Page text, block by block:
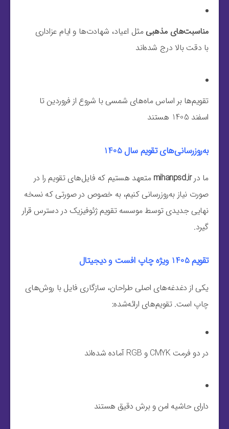
مناسبت‌های مذهبی مثل اعیاد، شهادت‌ها و ایام عزاداری
با دقت بالا درج شده‌اند
تقویم‌ها بر اساس ماه‌های شمسی با شروع از فروردین تا
اسفند 1405 هستند
به‌روزرسانی‌های تقویم سال 1405
ما درmihanpsd.ir متعهد هستیم که فایل‌های تقویم را در
صورت نیاز به‌روزرسانی کنیم، به خصوص در صورتی که نسخه
نهایی جدیدی توسط موسسه تقویم ژئوفیزیک در دسترس قرار
گیرد.
تقویم 1405 ویژه چاپ افست و دیجیتال
یکی از دغدغه‌های اصلی طراحان، سازگاری فایل با روش‌های
چاپ است. تقویم‌های ارائه‌شده:
در دو فرمت CMYK و RGB آماده شده‌اند
دارای حاشیه امن و برش دقیق هستند